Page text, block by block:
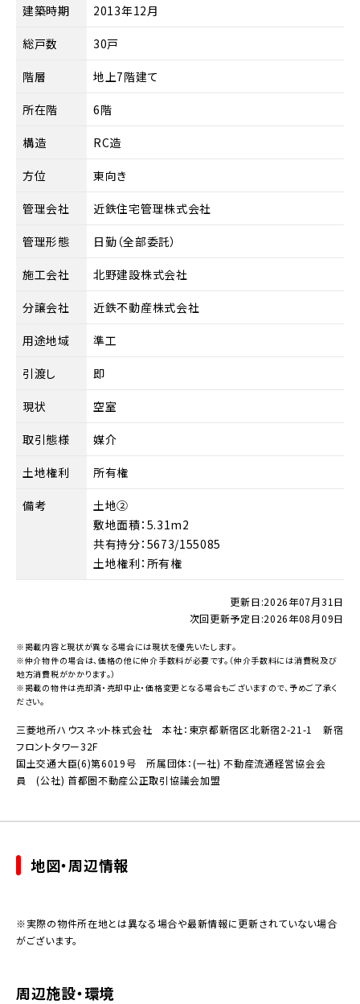
建築時期 2013年12月
総戸数 30戸
階層 地上7階建て
所在階 6階
構造 RC造
方位 東向き
管理会社 近鉄住宅管理株式会社
管理形態 日勤（全部委託）
施工会社 北野建設株式会社
分譲会社 近鉄不動産株式会社
用途地域 準工
引渡し 即
現状 空室
取引態様 媒介
土地権利 所有権
備考
土地②
敷地面積：5.31m2
共有持分：5673/155085
土地権利：所有権
更新日:2026年07月31日
次回更新予定日:2026年08月09日
※掲載内容と現状が異なる場合には現状を優先いたします。
※仲介物件の場合は、価格の他に仲介手数料が必要です。（仲介手数料には消費税及び
地方消費税がかかります。）
※掲載の物件は売却済・売却中止・価格変更となる場合もございますので、予めご了承く
ださい。
三菱地所ハウスネット株式会社 本社：東京都新宿区北新宿2-21-1 新宿
フロントタワー32F
国土交通大臣(6)第6019号 所属団体：(一社) 不動産流通経営協会会
員 (公社) 首都圏不動産公正取引協議会加盟
地図・周辺情報
※実際の物件所在地とは異なる場合や最新情報に更新されていない場合
がございます。
周辺施設・環境